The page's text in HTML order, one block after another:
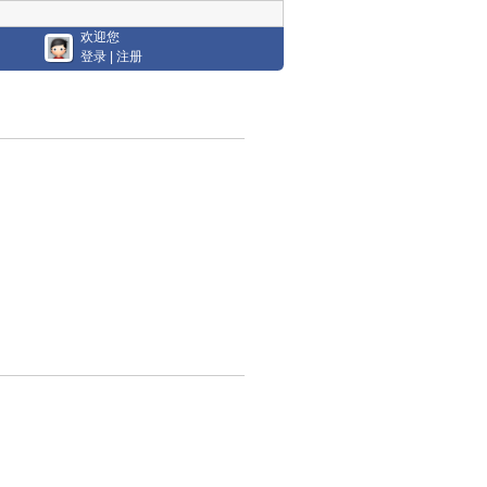
欢迎您
登录
注册